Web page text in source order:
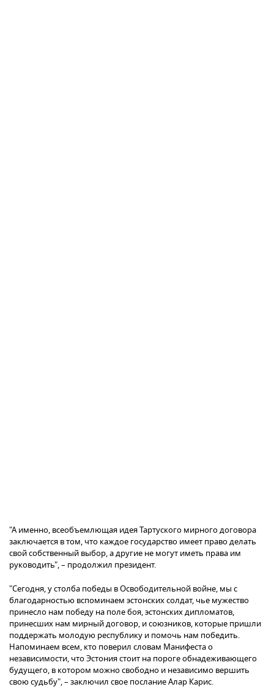
"А именно, всеобъемлющая идея Тартуского мирного договора
заключается в том, что каждое государство имеет право делать
свой собственный выбор, а другие не могут иметь права им
руководить", – продолжил президент.
"Сегодня, у столба победы в Освободительной войне, мы с
благодарностью вспоминаем эстонских солдат, чье мужество
принесло нам победу на поле боя, эстонских дипломатов,
принесших нам мирный договор, и союзников, которые пришли
поддержать молодую республику и помочь нам победить.
Напоминаем всем, кто поверил словам Манифеста о
независимости, что Эстония стоит на пороге обнадеживающего
будущего, в котором можно свободно и независимо вершить
свою судьбу", – заключил свое послание Алар Карис.